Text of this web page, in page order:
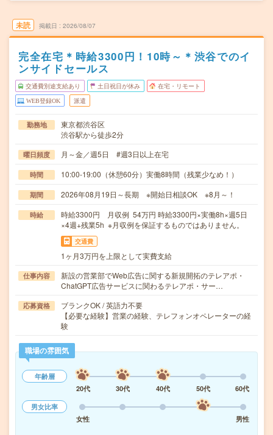
未読 掲載日 2026/08/07
完全在宅＊時給3300円！10時～＊渋谷でのイ
ンサイドセールス
交通費別途支給あり 土日祝日が休み 在宅・リモート
WEB登録OK 派遣
勤務地
東京都渋谷区
渋谷駅から徒歩2分
曜日頻度 月～金／週5日 #週3日以上在宅
時間 10:00-19:00（休憩60分）実働8時間（残業少なめ！）
期間 2026年08月19日～長期 ※開始日相談OK ※8月～！
時給
時給3300円 月収例 54万円 時給3300円×実働8h×週5日
×4週+残業5h ※月収例を保証するものではありません。
交通費
1ヶ月3万円を上限として実費支給
仕事内容
新設の営業部でWeb広告に関する新規開拓のテレアポ・
ChatGPT広告サービスに関わるテレアポ・サー…
応募資格
ブランクOK / 英語力不要
【必要な経験】営業の経験、テレフォンオペレーターの経
験
職場の雰囲気
年齢層
20代
30代 40代 50代
60代
男女比率
女性
男性